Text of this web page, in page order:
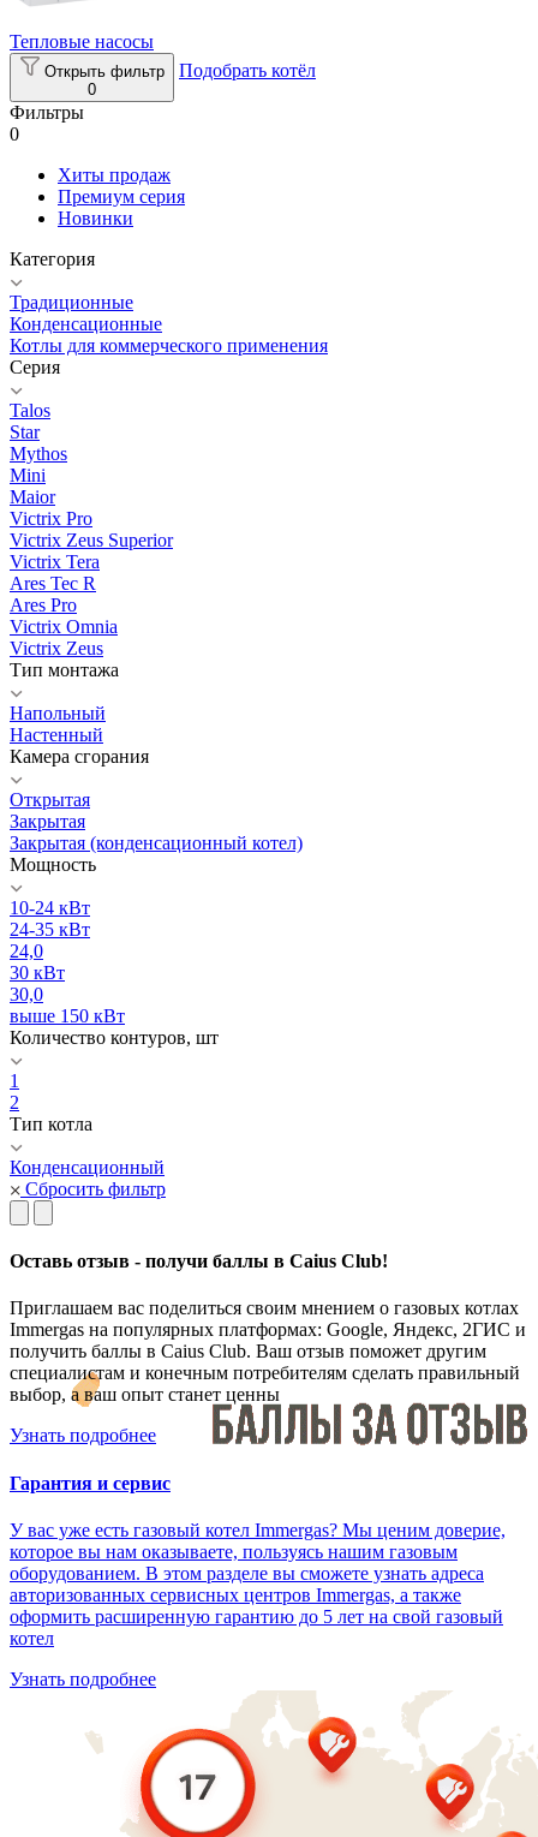
Тепловые насосы
Открыть фильтр
0
Подобрать котёл
Фильтры
0
Хиты продаж
Премиум серия
Новинки
Категория
Традиционные
Конденсационные
Котлы для коммерческого применения
Серия
Talos
Star
Mythos
Mini
Maior
Victrix Pro
Victrix Zeus Superior
Victrix Tera
Ares Tec R
Ares Pro
Victrix Omnia
Victrix Zeus
Тип монтажа
Напольный
Настенный
Камера сгорания
Открытая
Закрытая
Закрытая (конденсационный котел)
Мощность
10-24 кВт
24-35 кВт
24,0
30 кВт
30,0
выше 150 кВт
Количество контуров, шт
1
2
Тип котла
Конденсационный
Сбросить фильтр
Оставь отзыв - получи баллы в Caius Club!
Приглашаем вас поделиться своим мнением о газовых котлах
Immergas на популярных платформах: Google, Яндекс, 2ГИС и
получить баллы в Caius Club. Ваш отзыв поможет другим
специалистам и конечным потребителям сделать правильный
выбор, а ваш опыт станет ценны
Узнать подробнее
Гарантия и сервис
У вас уже есть газовый котел Immergas? Мы ценим доверие,
которое вы нам оказываете, пользуясь нашим газовым
оборудованием. В этом разделе вы сможете узнать адреса
авторизованных сервисных центров Immergas, а также
оформить расширенную гарантию до 5 лет на свой газовый
котел
Узнать подробнее